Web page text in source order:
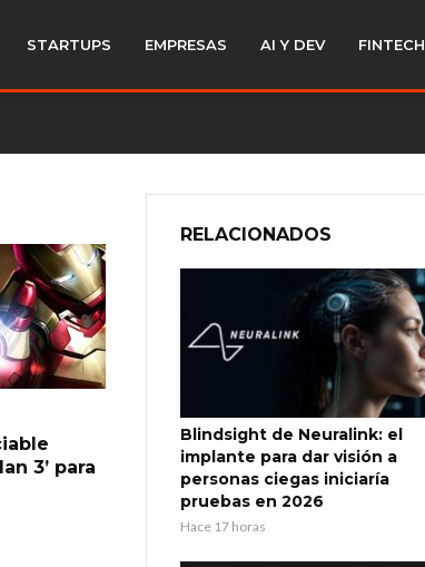
STARTUPS EMPRESAS AI Y DEV FINTECH
3’ para
RELACIONADOS
Blindsight de Neuralink: el
implante para dar visión a
personas ciegas iniciaría
pruebas en 2026
Hace 17 horas